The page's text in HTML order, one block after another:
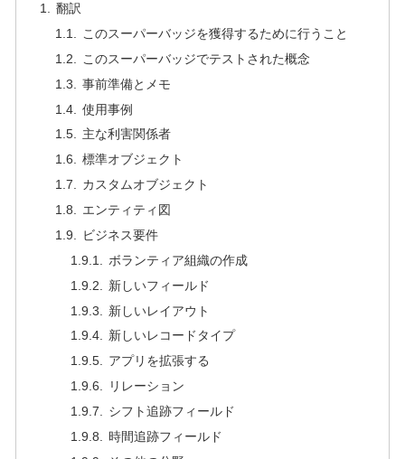
翻訳
このスーパーバッジを獲得するために行うこと
このスーパーバッジでテストされた概念
事前準備とメモ
使用事例
主な利害関係者
標準オブジェクト
カスタムオブジェクト
エンティティ図
ビジネス要件
ボランティア組織の作成
新しいフィールド
新しいレイアウト
新しいレコードタイプ
アプリを拡張する
リレーション
シフト追跡フィールド
時間追跡フィールド